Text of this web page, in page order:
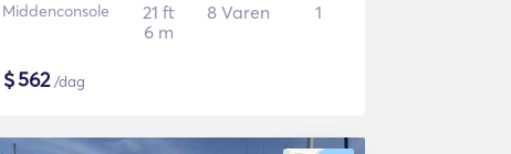
Middenconsole
21 ft
6 m
8 Varen 1
$562/dag